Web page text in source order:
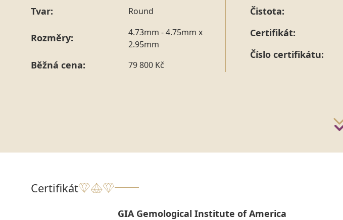
Tvar: Round
Rozměry:
4.73mm - 4.75mm x
2.95mm
Běžná cena: 79 800 Kč
Čistota:
Certifikát:
Číslo certifikátu:
Certifikát
GIA Gemological Institute of America